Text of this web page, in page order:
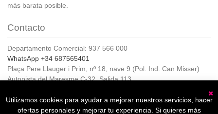
más barata posible.
Contacto
Departamento Comercial: 937 566 000
WhatsApp +34 687565401
Plaça Pere Llauger i Prim, nº 18, nave 9 (Pol. Ind. Can Misser)
Autopista del Maresme C-32, Salida 113
Horario de Atención al cliente:
De lunes a jueves de 8:00 a 17:00,
Utilizamos cookies para ayudar a mejorar nuestros servicios, hacer
ofertas personales y mejorar tu experiencia. Si quieres más